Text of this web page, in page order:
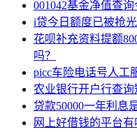
001042基金净值查询
i贷今日额度已被抢
花呗补充资料提额
吗？
picc车险电话号人工
农业银行开户行查询
贷款50000一年利息
网上好借钱的平台有